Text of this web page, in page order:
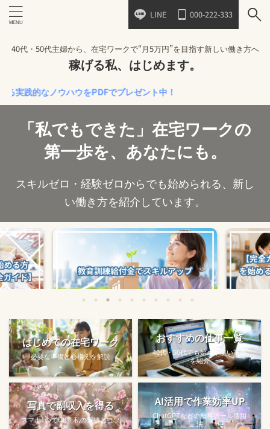
LINE 000-222-333
40代・50代主婦から、在宅ワークで“月5万円”を目指す新しい働き方へ
稼げる私、はじめます。
なノウハウをPDFでプレゼント中！
「私でもできた」在宅ワークの
第一歩を、あなたにも。
スキルゼロ・経験ゼロからでも始められる、新し
い働き方を紹介しています。
る方法
教育訓練給付金で賢くスキルアップする
方法【主婦でも使え...
【完全ガ
はじめての在宅ワーク
必要な準備と心構えを解説
おすすめの仕事一覧
40代・50代でも始めやすい案件
を紹介
写真で副収入を得る
スマホ1つでOK！私の実績とコツ
AI活用で作業効率UP
ChatGPTなどの無料ツール活用
法